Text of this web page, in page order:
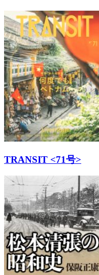
TRANSIT <71号>